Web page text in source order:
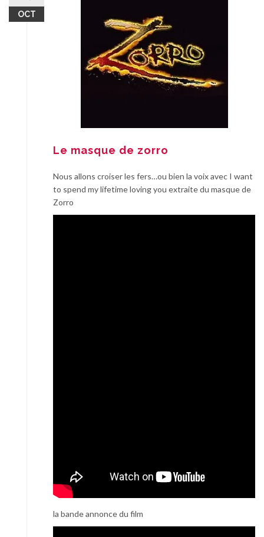
OCT
Le masque de zorro
Nous allons croiser les fers…ou bien la voix avec I want
to spend my lifetime loving you extraite du masque de
Zorro
la bande annonce du film